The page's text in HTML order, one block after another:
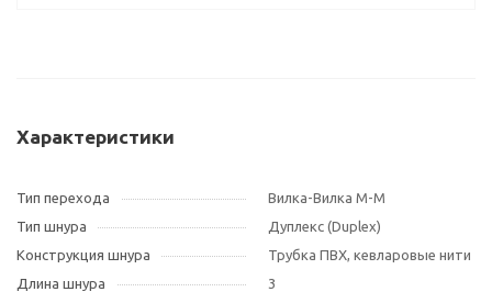
Характеристики
Тип перехода
Вилка-Вилка M-M
Тип шнура
Дуплекс (Duplex)
Конструкция шнура
Трубка ПВХ, кевларовые нити
Длина шнура
3